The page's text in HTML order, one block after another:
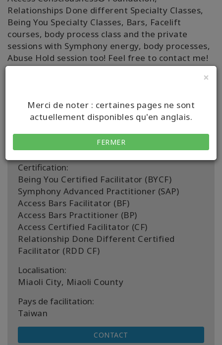
×
Merci de noter : certaines pages ne sont
actuellement disponibles qu'en anglais.
FERMER
Relationships Done different Specialty Classes,
Being You Specialty Classes, Bars, Facelift
courses, body process class and the private
sessions with Symphony energy, body processes,
Abuse Hold session too! Feel free to contact me!
Happy to see you in person or online somewhere
With Gratitude, Christina 😍
Détails
Certification:
Being You Certified Facilitator (BYCF)
Symphony Advanced Practitioner (SAP)
Access Bars Facilitator (BF)
Access Bars Practitioner (BP)
Access Certified Facilitator (CF)
Relationship Done Different Certified
Facilitator (RDD CF)
Localisation:
Miaoli City, Miaoli County
Pays de facilitation:
Taiwan
CONTACT